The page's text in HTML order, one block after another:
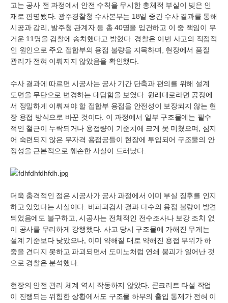
고는 공사 전 과정에서 안전 수칙을 무시한 총체적 부실이 빚은 인
재로 판명됐다. 광주경찰청 수사본부는 18일 중간 수사 결과를 통해
시공과 감리, 발주청 관계자 등 총 40명을 입건하고 이 중 책임이 무
거운 11명을 검찰에 송치했다고 밝혔다. 경찰은 이번 사고의 직접적
인 원인으로 주요 접합부의 용접 불량을 지목하며, 현장에서 품질
관리가 전혀 이뤄지지 않았음을 확인했다.
수사 결과에 따르면 시공사는 공사 기간 단축과 편의를 위해 설계
도면을 무단으로 변경하는 대담함을 보였다. 원래대로라면 공장에
서 정밀하게 이뤄져야 할 접합부 용접을 안전성이 보장되지 않는 현
장 용접 방식으로 바꾼 것이다. 이 과정에서 일부 구조물에는 필수
적인 철근이 누락되거나 용접량이 기준치에 크게 못 미쳤으며, 심지
어 숙련되지 않은 무자격 용접공들이 현장에 투입되어 구조물의 안
정성을 근본적으로 훼손한 사실이 드러났다.
더욱 충격적인 점은 시공사가 공사 과정에서 이미 부실 징후를 인지
하고 있었다는 사실이다. 비파괴검사 결과 다수의 용접 불량이 발견
되었음에도 불구하고, 시공사는 전체적인 전수조사나 보강 조치 없
이 공사를 무리하게 강행했다. 사고 당시 구조물에 가해진 무게는
설계 기준보다 낮았으나, 이미 약해질 대로 약해진 용접 부위가 하
중을 견디지 못하고 파괴되면서 도미노처럼 연쇄 붕괴가 일어난 것
으로 경찰은 분석했다.
현장의 안전 관리 체계 역시 작동하지 않았다. 콘크리트 타설 작업
이 진행되는 위험한 상황에서도 구조물 하부의 출입 통제가 전혀 이